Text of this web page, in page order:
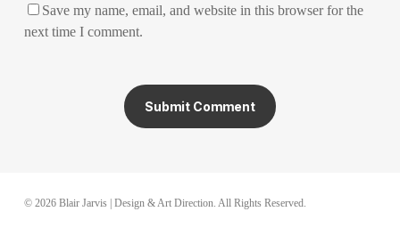
Save my name, email, and website in this browser for the
next time I comment.
© 2026 Blair Jarvis | Design & Art Direction. All Rights Reserved.